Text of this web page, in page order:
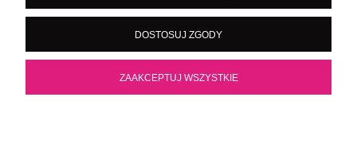
LoversNails Paulina Wiktorowicz | Brzozowa 7, 05-300 Targówka, woj
mazowieckie | NIP: 8222395546
Kontakt pn - pt: 8:00 - 16:00 |importmistewiczpartners@gmail.com
536 028 532
DOSTOSUJ ZGODY
ZAAKCEPTUJ WSZYSTKIE